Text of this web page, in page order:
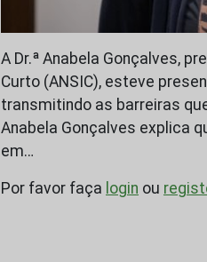
A Dr.ª Anabela Gonçalves,
Curto (ANSIC), esteve
transmitindo as barreiras
Anabela Gonçalves explica
em…
Por favor faça login ou